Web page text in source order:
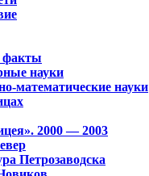
факты
науки
математические науки
2000 — 2003
Петрозаводска